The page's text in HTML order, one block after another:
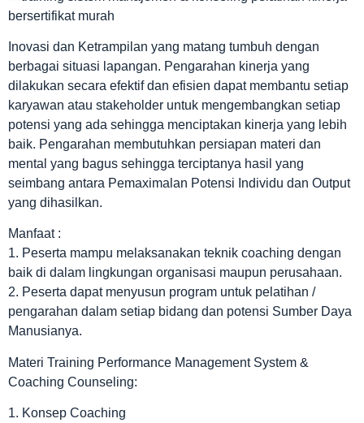
Inovasi dan Ketrampilan yang matang tumbuh dengan
berbagai situasi lapangan. Pengarahan kinerja yang
dilakukan secara efektif dan efisien dapat membantu setiap
karyawan atau stakeholder untuk mengembangkan setiap
potensi yang ada sehingga menciptakan kinerja yang lebih
baik. Pengarahan membutuhkan persiapan materi dan
mental yang bagus sehingga terciptanya hasil yang
seimbang antara Pemaximalan Potensi Individu dan Output
yang dihasilkan.
Manfaat :
1. Peserta mampu melaksanakan teknik coaching dengan
baik di dalam lingkungan organisasi maupun perusahaan.
2. Peserta dapat menyusun program untuk pelatihan /
pengarahan dalam setiap bidang dan potensi Sumber Daya
Manusianya.
Materi Training Performance Management System &
Coaching Counseling:
1. Konsep Coaching